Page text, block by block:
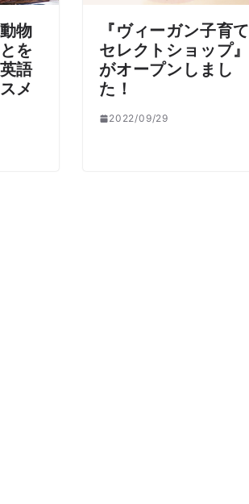
物
を
語
メ
『ヴィーガン子育て
セレクトショップ』
がオープンしまし
た！
2022/09/29